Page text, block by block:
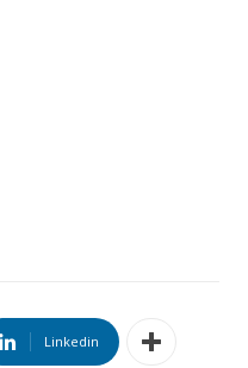
Linkedin